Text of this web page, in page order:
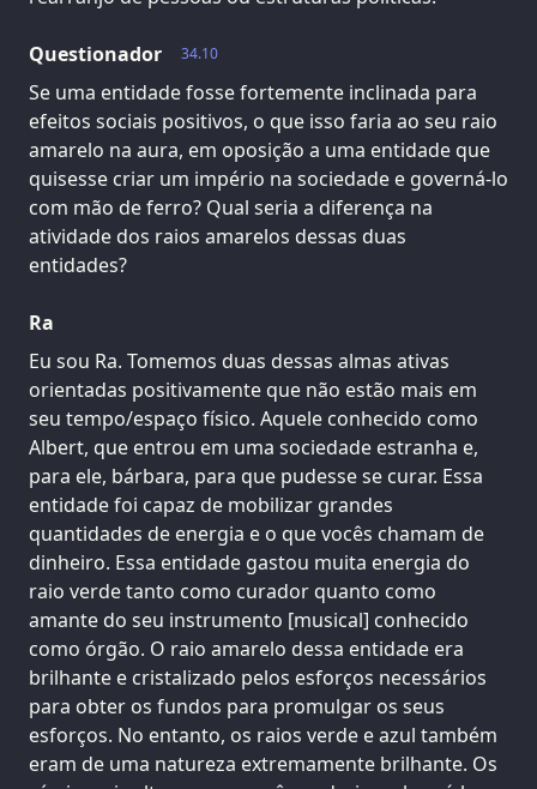
34.10
Questionador
Se uma entidade fosse fortemente inclinada para
efeitos sociais positivos, o que isso faria ao seu raio
amarelo na aura, em oposição a uma entidade que
quisesse criar um império na sociedade e governá-lo
com mão de ferro? Qual seria a diferença na
atividade dos raios amarelos dessas duas
entidades?
Ra
Eu sou Ra. Tomemos duas dessas almas ativas
orientadas positivamente que não estão mais em
seu tempo/espaço físico. Aquele conhecido como
Albert, que entrou em uma sociedade estranha e,
para ele, bárbara, para que pudesse se curar. Essa
entidade foi capaz de mobilizar grandes
quantidades de energia e o que vocês chamam de
dinheiro. Essa entidade gastou muita energia do
raio verde tanto como curador quanto como
amante do seu instrumento [musical] conhecido
como órgão. O raio amarelo dessa entidade era
brilhante e cristalizado pelos esforços necessários
para obter os fundos para promulgar os seus
esforços. No entanto, os raios verde e azul também
eram de uma natureza extremamente brilhante. Os